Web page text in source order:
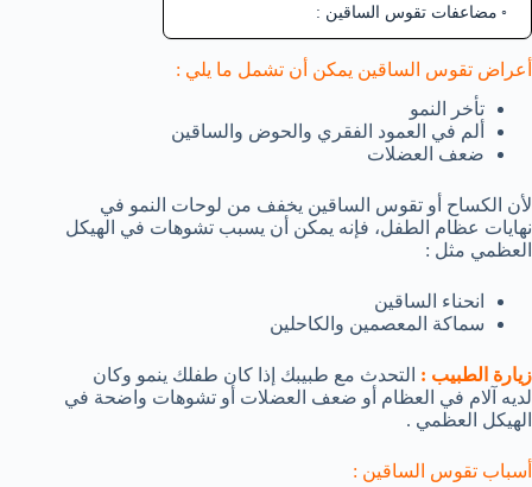
مضاعفات تقوس الساقين :
أعراض تقوس الساقين يمكن أن تشمل ما يلي :
تأخر النمو
ألم في العمود الفقري والحوض والساقين
ضعف العضلات
لأن الكساح أو تقوس الساقين يخفف من لوحات النمو في
نهايات عظام الطفل، فإنه يمكن أن يسبب تشوهات في الهيكل
العظمي مثل :
انحناء الساقين
سماكة المعصمين والكاحلين
زيارة الطبيب : التحدث مع طبيبك إذا كان طفلك ينمو وكان
لديه آلام في العظام أو ضعف العضلات أو تشوهات واضحة في
الهيكل العظمي .
أسباب تقوس الساقين :